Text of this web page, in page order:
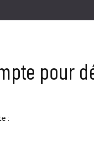
pour
: